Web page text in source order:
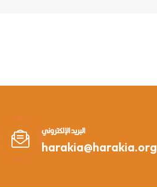
البريد الإلكتروني